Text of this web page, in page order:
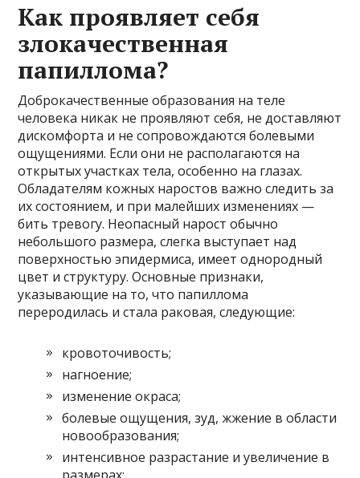
Как проявляет себя
злокачественная
папиллома?
Доброкачественные образования на теле
человека никак не проявляют себя, не доставляют
дискомфорта и не сопровождаются болевыми
ощущениями. Если они не располагаются на
открытых участках тела, особенно на глазах.
Обладателям кожных наростов важно следить за
их состоянием, и при малейших изменениях —
бить тревогу. Неопасный нарост обычно
небольшого размера, слегка выступает над
поверхностью эпидермиса, имеет однородный
цвет и структуру. Основные признаки,
указывающие на то, что папиллома
переродилась и стала раковая, следующие:
кровоточивость;
нагноение;
изменение окраса;
болевые ощущения, зуд, жжение в области
новообразования;
интенсивное разрастание и увеличение в